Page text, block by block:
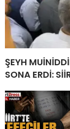
ŞEYH
SONA ERDİ: